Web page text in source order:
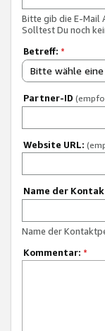
Bitte gib die E-Mail
Solltest Du noch
Betreff: *
Bitte wähle
Partner-ID
Website URL:
Name der
Name der
Kommentar: *